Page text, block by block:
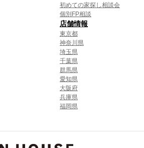
初めての家探し相談会
個別FP相談
店舗情報
東京都
神奈川県
埼玉県
千葉県
群馬県
愛知県
大阪府
兵庫県
福岡県